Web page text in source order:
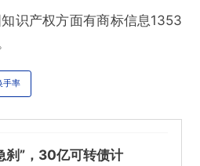
识产权方面有商标信息1353
手率
刹”，30亿可转债计